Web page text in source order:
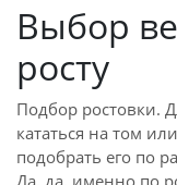
Выбор
росту
Подбор ростовки.
кататься на том
подобрать его по
Да, да, именно по